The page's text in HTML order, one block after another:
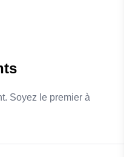
Soyez le premier à